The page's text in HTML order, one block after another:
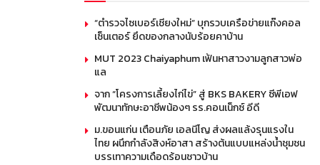
“ตำรวจไซเบอร์เชียงใหม่” บุกรวบเครือข่ายแก๊งคอล
เซ็นเตอร์ ยึดของกลางนับร้อยคาบ้าน
MUT 2023 Chaiyaphum เฟ้นหาสาวงามลูกสาวพ่อ
แล
จาก “โครงการเลี้ยงไก่ไข่” สู่ BKS BAKERY ซีพีเอฟ
พัฒนาทักษะอาชีพน้องๆ รร.คอนเน็กซ์ อีดี
ม.ขอนแก่น เตือนภัย เอลนีโญ ส่งผลแล้งรุนแรงใน
ไทย ผนึกกำลังสิงห์อาสา สร้างต้นแบบแหล่งน้ำชุมชน
บรรเทาความเดือดร้อนชาวบ้าน